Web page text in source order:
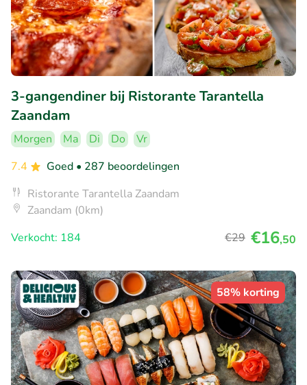
3-gangendiner bij Ristorante Tarantella
Zaandam
Morgen Ma Di Do
Vr
7.4
Goed • 287 beoordelingen
Ristorante Tarantella Zaandam
Zaandam (0km)
Verkocht: 184
€29 €16,50
58% korting